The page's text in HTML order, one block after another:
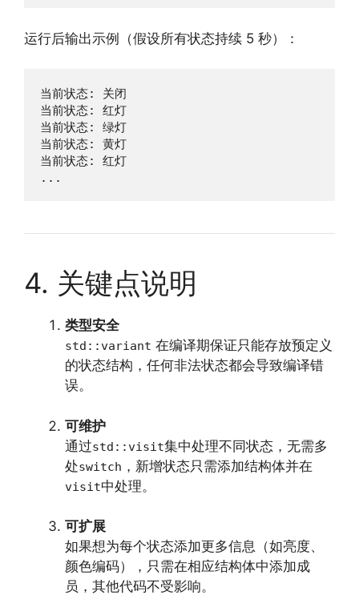
运行后输出示例（假设所有状态持续 5 秒）：
当前状态: 关闭
当前状态: 红灯
当前状态: 绿灯
当前状态: 黄灯
当前状态: 红灯
...
4. 关键点说明
类型安全
std::variant 在编译期保证只能存放预定义
的状态结构，任何非法状态都会导致编译错
误。
可维护
通过std::visit集中处理不同状态，无需多
处switch ，新增状态只需添加结构体并在
visit中处理。
可扩展
如果想为每个状态添加更多信息（如亮度、
颜色编码），只需在相应结构体中添加成
员，其他代码不受影响。